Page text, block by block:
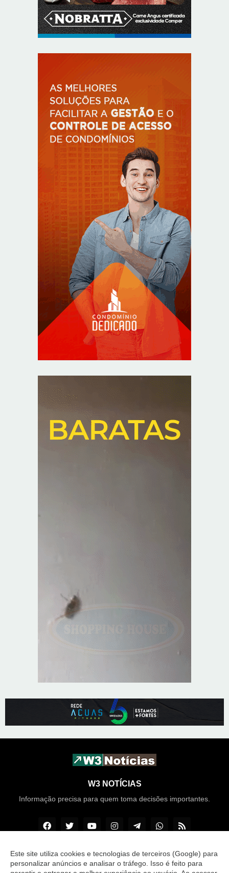
W3 NOTÍCIAS
Informação precisa para quem toma decisões importantes.
Copyright © 2026Acontece TAGUATINGA
Este site utiliza cookies e tecnologias de terceiros (Google) para
personalizar anúncios e analisar o tráfego. Isso é feito para